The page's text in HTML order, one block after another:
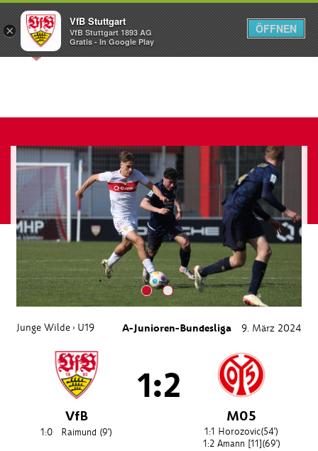
Menü
Junge Wilde › U19 A-Junioren-Bundesliga 9. März 2024
VfB
1:0 Raimund (9')
1:2
M05
1:1 Horozovic(54')
1:2 Amann [11](69')
×
VfB Stuttgart
VfB Stuttgart 1893 AG
Gratis - In Google Play
ÖFFNEN